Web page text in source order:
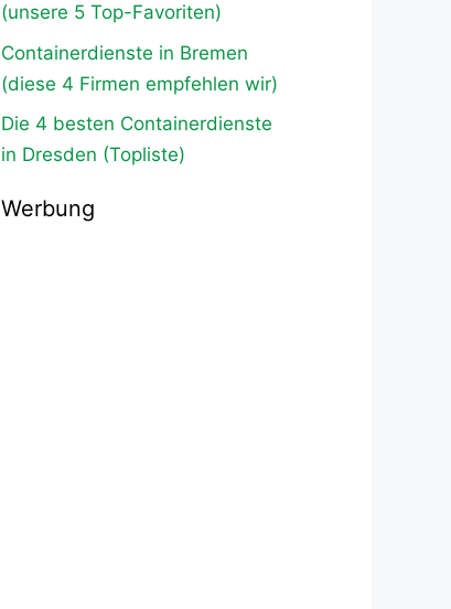
(unsere 5 Top-Favoriten)
Containerdienste in Bremen
(diese 4 Firmen empfehlen wir)
Die 4 besten Containerdienste
in Dresden (Topliste)
Werbung